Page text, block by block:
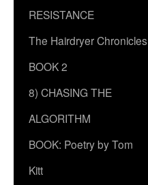
RESISTANCE
The Hairdryer Chronicles
BOOK 2
8) CHASING THE
ALGORITHM
BOOK: Poetry by Tom
Kitt